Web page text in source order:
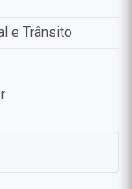
e Trânsito